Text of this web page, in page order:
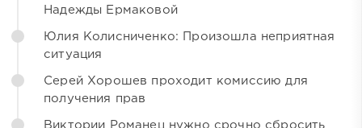
Надежды Ермаковой
Юлия Колисниченко: Произошла неприятная
ситуация
Серей Хорошев проходит комиссию для
получения прав
Виктории Романец нужно срочно сбросить